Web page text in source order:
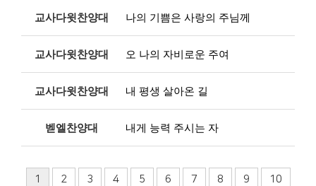
교사다윗찬양대 나의 기쁨은 사랑의 주님께
교사다윗찬양대 오 나의 자비로운 주여
교사다윗찬양대 내 평생 살아온 길
벧엘찬양대 내게 능력 주시는 자
1 2 3 4 5 6 7 8 9 10